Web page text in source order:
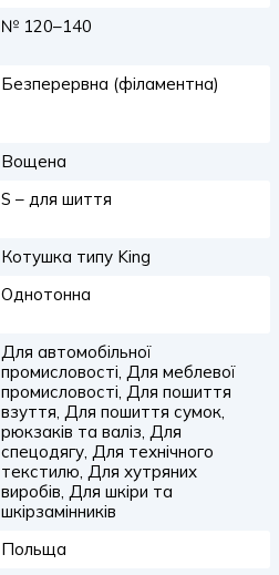
№ 120–140
Безперервна (філаментна)
Вощена
S – для шиття
Котушка типу King
Однотонна
Для автомобільної
промисловості, Для меблевої
промисловості, Для пошиття
взуття, Для пошиття сумок,
рюкзаків та валіз, Для
спецодягу, Для технічного
текстилю, Для хутряних
виробів, Для шкіри та
шкірзамінників
Польща